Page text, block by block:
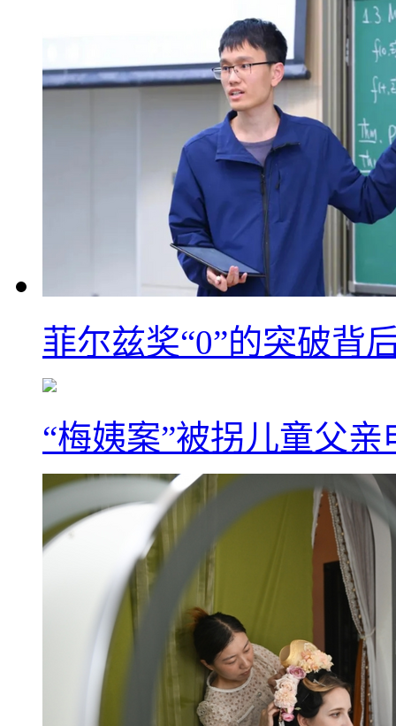
菲尔兹奖“0”的突破背
“梅姨案”被拐儿童父